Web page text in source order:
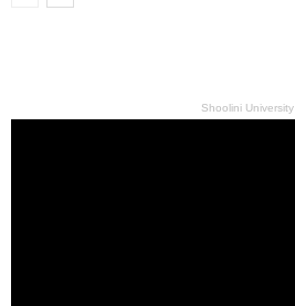
Shoolini University